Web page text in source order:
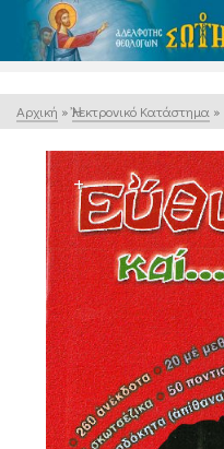
Αρχική » Ἠλεκτρονικό Κατάστημα »